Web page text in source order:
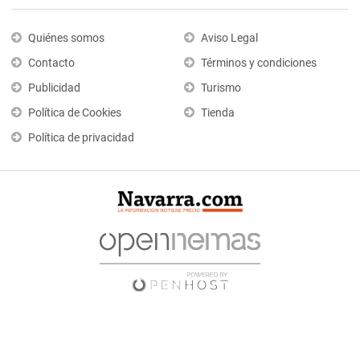
Quiénes somos
Contacto
Publicidad
Política de Cookies
Política de privacidad
Aviso Legal
Términos y condiciones
Turismo
Tienda